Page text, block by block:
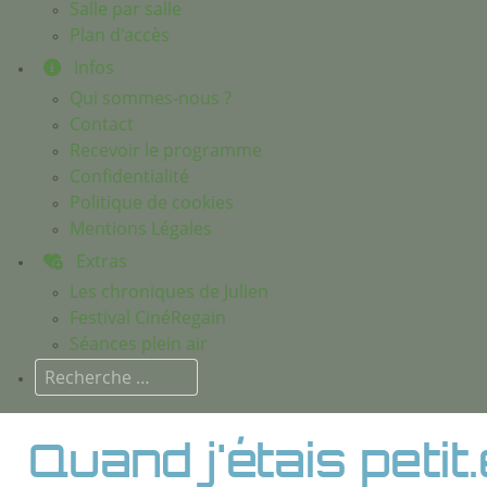
Salle par salle
Plan d'accès
Infos
Qui sommes-nous ?
Contact
Recevoir le programme
Confidentialité
Politique de cookies
Mentions Légales
Extras
Les chroniques de Julien
Festival CinéRegain
Séances plein air
Rechercher
Quand j'étais